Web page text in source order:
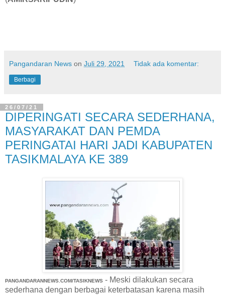
Pangandaran News on Juli 29, 2021 Tidak ada komentar:
Berbagi
26/07/21
DIPERINGATI SECARA SEDERHANA,
MASYARAKAT DAN PEMDA
PERINGATAI HARI JADI KABUPATEN
TASIKMALAYA KE 389
PANGANDARANNEWS.COM/TASIKNEWS - Meski dilakukan secara
sederhana dengan berbagai keterbatasan karena masih